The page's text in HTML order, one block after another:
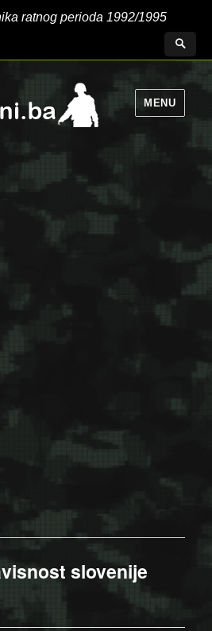
ratnog perioda 1992/1995
MENU
slovenije